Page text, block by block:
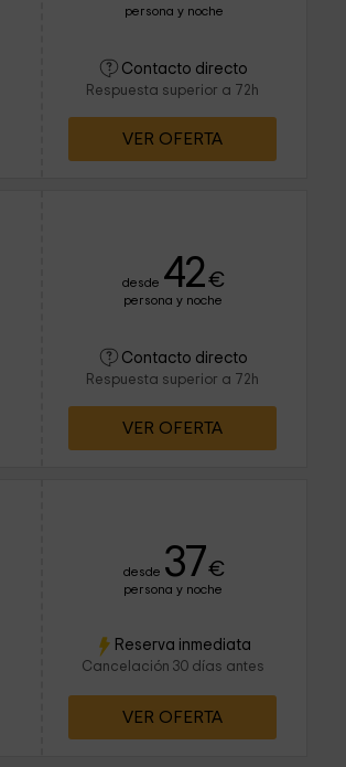
persona y noche
Contacto directo
Respuesta superior a 72h
VER OFERTA
desde 42€
persona y noche
Contacto directo
Respuesta superior a 72h
VER OFERTA
desde 37€
persona y noche
Reserva inmediata
Cancelación 30 días antes
VER OFERTA